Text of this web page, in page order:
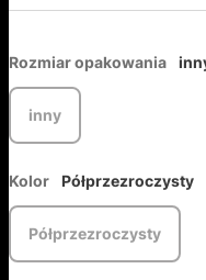
Rozmiar opakowania
inny
Kolor Półprzezroczysty
Półprzezroczysty